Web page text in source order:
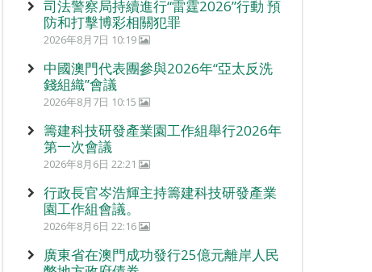
司法警察局持續進行“雷霆2026”行動 預
防和打擊博彩相關犯罪
2026年8月7日 10:19
中國澳門代表團參與2026年“亞太反洗
錢組織”會議
2026年8月7日 10:15
籌建科技研發產業園工作組舉行2026年
第一次會議
2026年8月6日 22:21
行政長官岑浩輝主持籌建科技研發產業
園工作組會議。
2026年8月6日 22:16
廣東省在澳門成功發行25億元離岸人民